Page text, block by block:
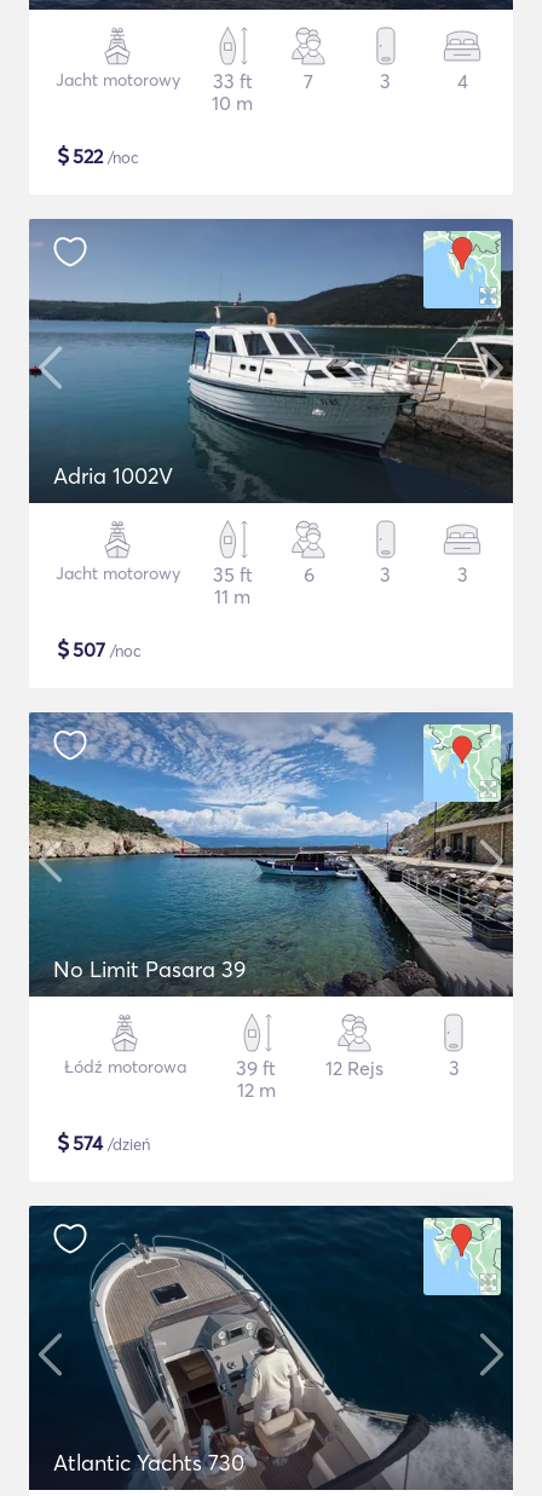
Jacht motorowy
33 ft
10 m
7 3 4
$522/noc
Adria 1002V
Jacht motorowy
35 ft
11 m
6 3 3
$507 /noc
No Limit Pasara 39
Łódź motorowa
39 ft
12 m
12 Rejs 3
$574/dzień
Atlantic Yachts 730